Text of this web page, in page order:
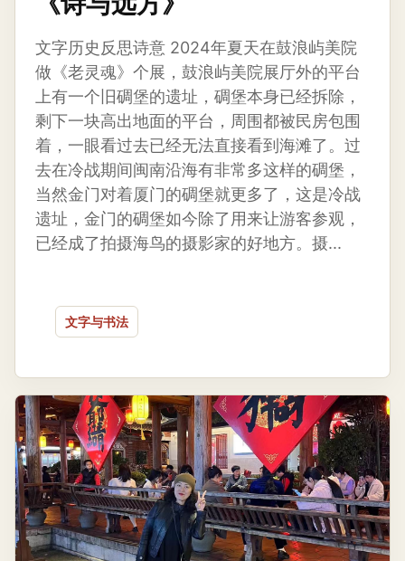
文字历史反思诗意 2024年夏天在鼓浪屿美院
做《老灵魂》个展，鼓浪屿美院展厅外的平台
上有一个旧碉堡的遗址，碉堡本身已经拆除，
剩下一块高出地面的平台，周围都被民房包围
着，一眼看过去已经无法直接看到海滩了。过
去在冷战期间闽南沿海有非常多这样的碉堡，
当然金门对着厦门的碉堡就更多了，这是冷战
遗址，金门的碉堡如今除了用来让游客参观，
已经成了拍摄海鸟的摄影家的好地方。摄...
文字与书法